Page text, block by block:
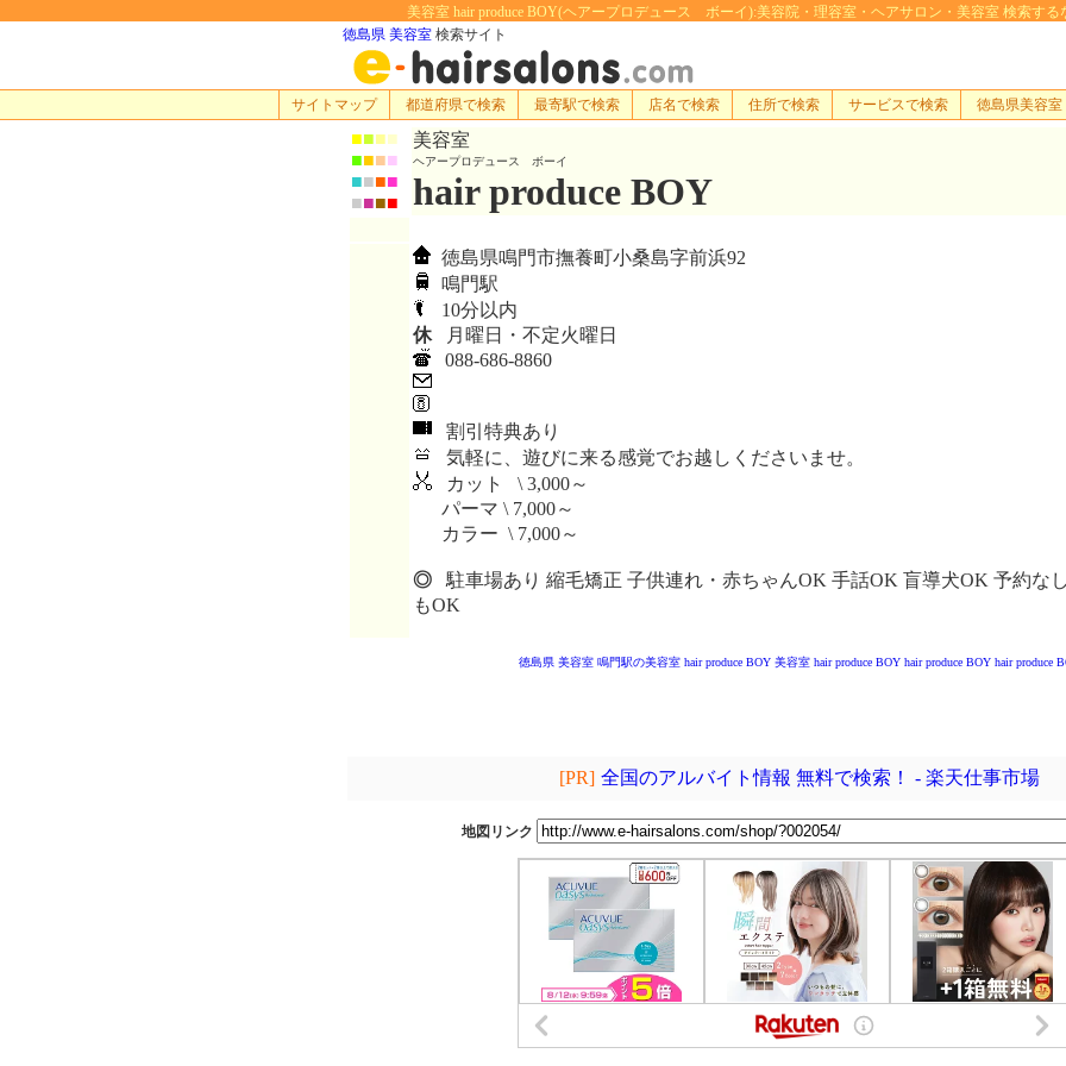
美容室 hair produce BOY(ヘアープロデュース ボーイ):美容院・理容室・ヘアサロン・美容室 検索する
徳島県 美容室 検索サイト
サイトマップ 都道府県で検索 最寄駅で検索 店名で検索 住所で検索 サービスで検索 徳島県美容室
■■■■
■■■■
■■■■
■■■■
美容室
ヘアープロデュース ボーイ
hair produce BOY
徳島県鳴門市撫養町小桑島字前浜92
鳴門駅
10分以内
休月曜日・不定火曜日
088-686-8860
割引特典あり
気軽に、遊びに来る感覚でお越しくださいませ。
カット \ 3,000～
パーマ \ 7,000～
カラー \ 7,000～
◎ 駐車場あり 縮毛矯正 子供連れ・赤ちゃんOK 手話OK 盲導犬OK 予約な
もOK
徳島県 美容室 鳴門駅の美容室 hair produce BOY 美容室 hair produce BOY hair produce BOY hair produce
[PR] 全国のアルバイト情報 無料で検索！ - 楽天仕事市場
地図リンク